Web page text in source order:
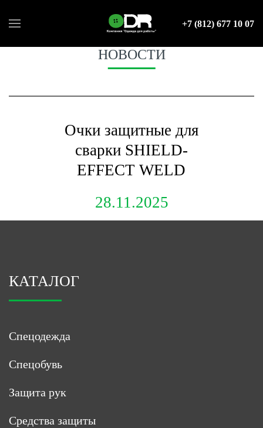
+7 (812) 677 10 07
НОВОСТИ
Очки защитные для
сварки SHIELD-
EFFECT WELD
28.11.2025
КАТАЛОГ
Спецодежда
Спецобувь
Защита рук
Средства защиты